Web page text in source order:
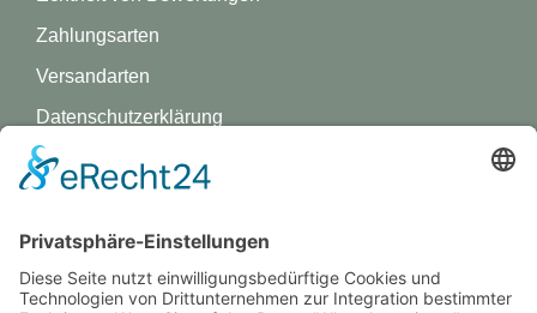
Zahlungsarten
Versandarten
Datenschutz­erklärung
Impressum
GREVY ANGEBOT
Was ist Grevy?